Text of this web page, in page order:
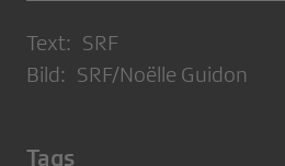
Text: SRF
Bild: SRF/Noëlle Guidon
Tags